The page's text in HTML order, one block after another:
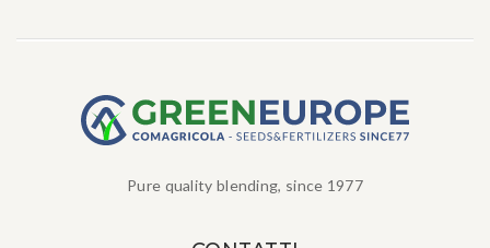
Pure quality blending, since 1977